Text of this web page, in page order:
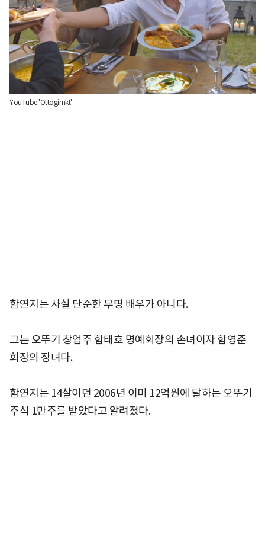
YouTube 'Ottogimkt'
함연지는 사실 단순한 무명 배우가 아니다.
그는 오뚜기 창업주 함태호 명예회장의 손녀이자 함영준
회장의 장녀다.
함연지는 14살이던 2006년 이미 12억원에 달하는 오뚜기
주식 1만주를 받았다고 알려졌다.